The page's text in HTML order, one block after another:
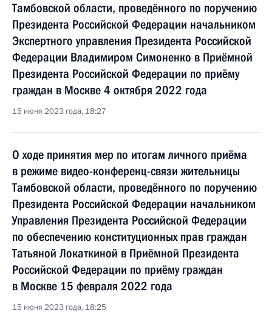
Тамбовской области, проведённого по поручению
Президента Российской Федерации начальником
Экспертного управления Президента Российской
Федерации Владимиром Симоненко в Приёмной
Президента Российской Федерации по приёму
граждан в Москве 4 октября 2022 года
15 июня 2023 года, 18:27
О ходе принятия мер по итогам личного приёма
в режиме видео-конференц-связи жительницы
Тамбовской области, проведённого по поручению
Президента Российской Федерации начальником
Управления Президента Российской Федерации
по обеспечению конституционных прав граждан
Татьяной Локаткиной в Приёмной Президента
Российской Федерации по приёму граждан
в Москве 15 февраля 2022 года
15 июня 2023 года, 18:25